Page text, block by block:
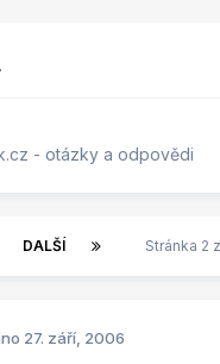
- otázky a odpovědi
DALŠÍ Stránka 2
27. září, 2006